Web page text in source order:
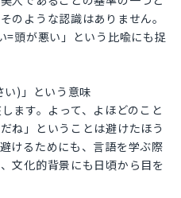
のような認識はありません。
=頭が悪い」という比喩にも捉
い)」という意味
ます。よって、よほどのこと
ね」ということは避けたほう
けるためにも、言語を学ぶ際
文化的背景にも日頃から目を